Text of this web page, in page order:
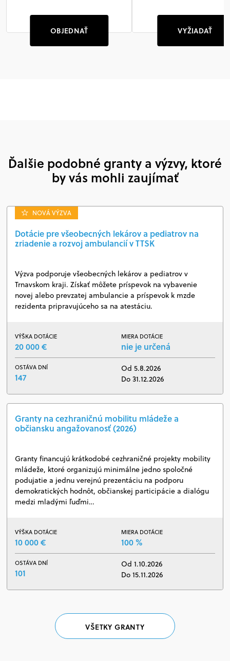
OBJEDNAŤ VYŽIADAŤ
Ďalšie podobné granty a výzvy, ktoré
by vás mohli zaujímať
NOVÁ VÝZVA
Dotácie pre všeobecných lekárov a pediatrov na
zriadenie a rozvoj ambulancií v TTSK
Výzva podporuje všeobecných lekárov a pediatrov v
Trnavskom kraji. Získať môžete príspevok na vybavenie
novej alebo prevzatej ambulancie a príspevok k mzde
rezidenta pripravujúceho sa na atestáciu.
VÝŠKA DOTÁCIE
20 000 €
MIERA DOTÁCIE
nie je určená
OSTÁVA DNÍ
147
Od 5.8.2026
Do 31.12.2026
Granty na cezhraničnú mobilitu mládeže a
občiansku angažovanosť (2026)
Granty financujú krátkodobé cezhraničné projekty mobility
mládeže, ktoré organizujú minimálne jedno spoločné
podujatie a jednu verejnú prezentáciu na podporu
demokratických hodnôt, občianskej participácie a dialógu
medzi mladými ľuďmi…
VÝŠKA DOTÁCIE
10 000 €
MIERA DOTÁCIE
100 %
OSTÁVA DNÍ
101
Od 1.10.2026
Do 15.11.2026
VŠETKY GRANTY